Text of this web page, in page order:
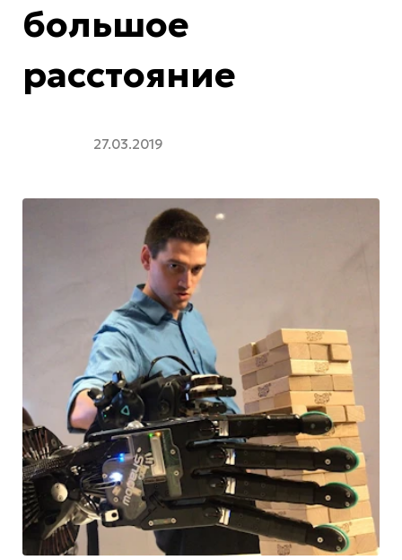
большое
расстояние
27.03.2019